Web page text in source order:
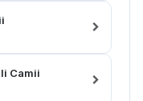
Camii